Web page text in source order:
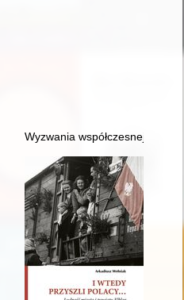
kulturowe polskiej wsi
Wyzwania współczesnej